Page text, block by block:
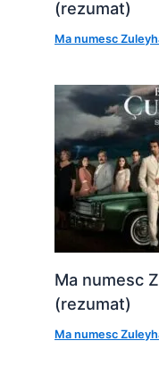
(rezumat)
Ma numesc
Ma numesc
(rezumat)
Ma numesc